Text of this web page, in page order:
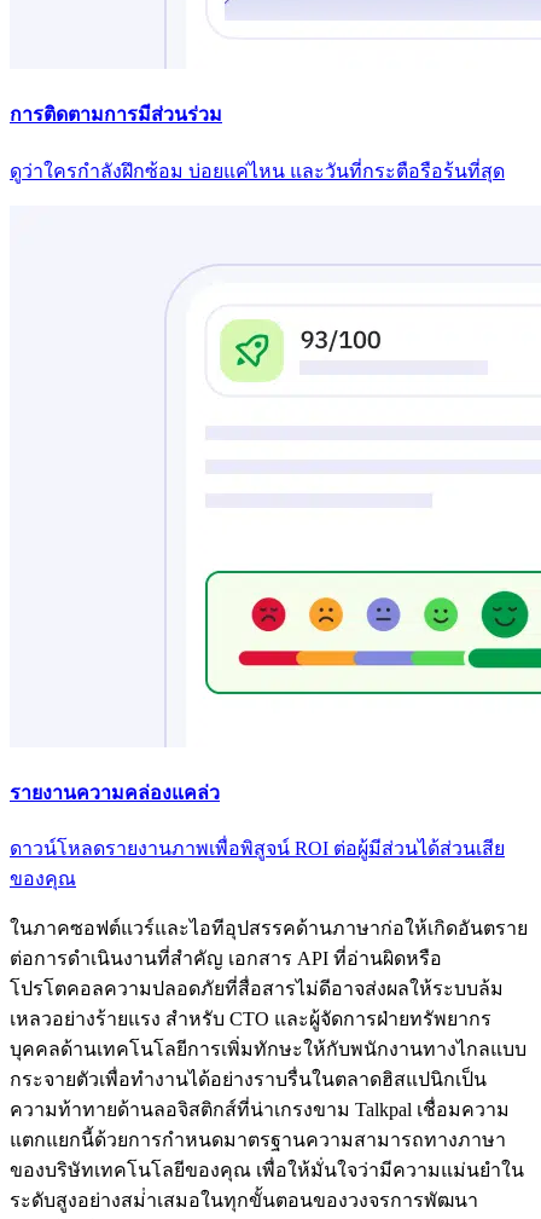
การติดตามการมีส่วนร่วม
ดูว่าใครกําลังฝึกซ้อม บ่อยแค่ไหน และวันที่กระตือรือร้นที่สุด
รายงานความคล่องแคล่ว
ดาวน์โหลดรายงานภาพเพื่อพิสูจน์ ROI ต่อผู้มีส่วนได้ส่วนเสีย
ของคุณ
ในภาคซอฟต์แวร์และไอทีอุปสรรคด้านภาษาก่อให้เกิดอันตราย
ต่อการดําเนินงานที่สําคัญ เอกสาร API ที่อ่านผิดหรือ
โปรโตคอลความปลอดภัยที่สื่อสารไม่ดีอาจส่งผลให้ระบบล้ม
เหลวอย่างร้ายแรง สําหรับ CTO และผู้จัดการฝ่ายทรัพยากร
บุคคลด้านเทคโนโลยีการเพิ่มทักษะให้กับพนักงานทางไกลแบบ
กระจายตัวเพื่อทํางานได้อย่างราบรื่นในตลาดฮิสแปนิกเป็น
ความท้าทายด้านลอจิสติกส์ที่น่าเกรงขาม Talkpal เชื่อมความ
แตกแยกนี้ด้วยการกําหนดมาตรฐานความสามารถทางภาษา
ของบริษัทเทคโนโลยีของคุณ เพื่อให้มั่นใจว่ามีความแม่นยําใน
ระดับสูงอย่างสม่ําเสมอในทุกขั้นตอนของวงจรการพัฒนา